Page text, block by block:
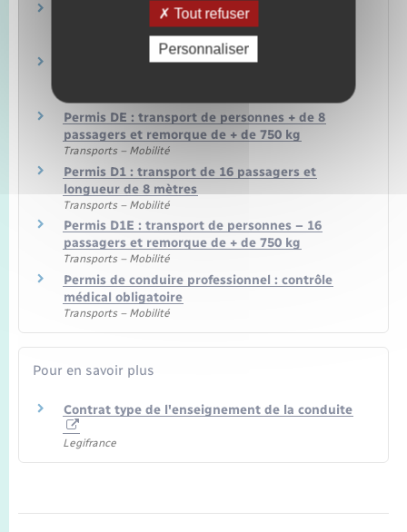
Permis C1E : véhicule entre 3,5 et 7,5 tonnes
avec remorque de plus de 750 kg
Transports – Mobilité
Permis D : transport de personnes – plus de 8
Permis DE : transport de personnes + de 8
passagers et remorque de + de 750 kg
Transports – Mobilité
Permis D1 : transport de 16 passagers et
longueur de 8 mètres
Transports – Mobilité
Permis D1E : transport de personnes – 16
passagers et remorque de + de 750 kg
Transports – Mobilité
Permis de conduire professionnel : contrôle
médical obligatoire
Transports – Mobilité
Pour en savoir plus
Contrat type de l'enseignement de la conduite
Legifrance
Tout refuser
Personnaliser